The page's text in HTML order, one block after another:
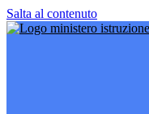
Salta al contenuto